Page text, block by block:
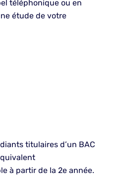
téléphonique ou en
étude de votre
titulaires d’un BAC
à partir de la 2e année.